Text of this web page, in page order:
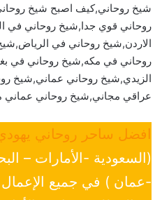
شيخ روحاني,كيف اصبح شيخ
روحاني قوي جدا,شيخ روحاني في
الاردن,شيخ روحاني في
روحاني في مكه,شيخ روحاني في
الزيدي,شيخ روحاني عماني,شيخ
عراقي مجاني,شيخ روحاني عماني
افضل ساحر روحاني
(السعودية -الأمارات –
-عمان ) في جميع الإعمال